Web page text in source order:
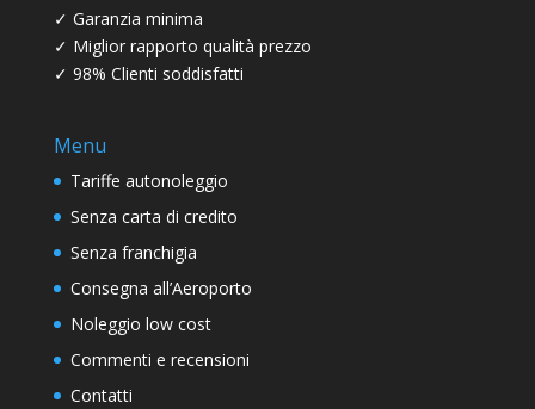
✓ Garanzia minima
✓ Miglior rapporto qualità prezzo
✓ 98% Clienti soddisfatti
Menu
Tariffe autonoleggio
Senza carta di credito
Senza franchigia
Consegna all’Aeroporto
Noleggio low cost
Commenti e recensioni
Contatti